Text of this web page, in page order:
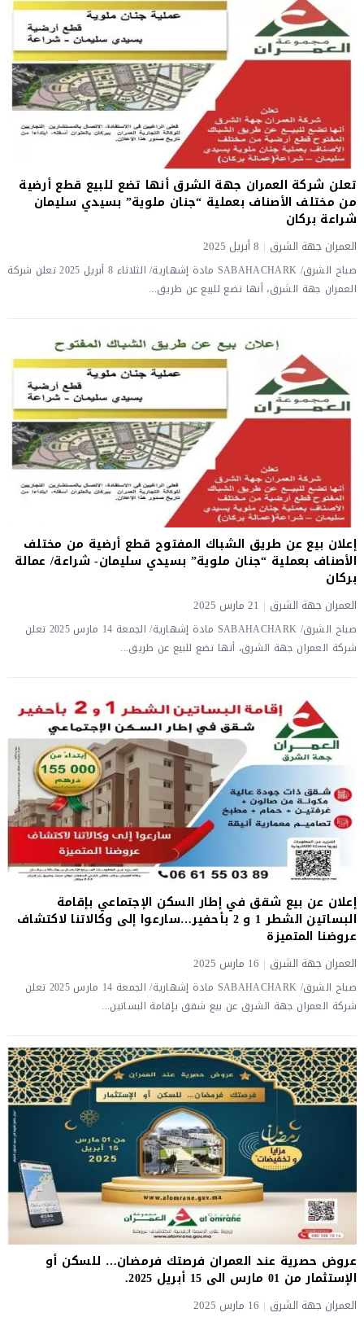
تعلن شركة العمران جهة الشرق أنها تضع للبيع قطع أرضية
من مختلف الأصناف بعملية “جنان ملوية” بسيدي سليمان
شراعة بركان
العمران جهة الشرق 8 أبريل 2025
صباح الشرق/ SABAHACHARK مادة إشهارية/ الثلاثاء 8 أبريل 2025 تعلن شركة
العمران جهة الشرق، أنها تضع للبيع عن طريق...
إعلان بيع عن طريق الشباك المفتوح قطع أرضية من مختلف
الأصناف بعملية “جنان ملوية” بسيدي سليمان- شراعة/ عمالة
بركان
العمران جهة الشرق 21 مارس 2025
صباح الشرق/ SABAHACHARK مادة إشهارية/ الجمعة 14 مارس 2025 تعلن
شركة العمران جهة الشرق، أنها تضع للبيع عن طريق...
إعلان عن بيع شقق في إطار السكن الإجتماعي بإقامة
البساتين الشطر 1 و 2 بأحفير…سارعوا إلى وكالاتنا لاكتشاف
عروضنا المتميزة
العمران جهة الشرق 16 مارس 2025
صباح الشرق/ SABAHACHARK مادة إشهارية/ الجمعة 14 مارس 2025 تعلن
شركة العمران جهة الشرق عن بيع شقق بإقامة البساتين...
عروض حصرية عند العمران فرصتك فرمضان… للسكن أو
الإستثمار من 01 مارس الى 15 أبريل 2025.
العمران جهة الشرق 16 مارس 2025